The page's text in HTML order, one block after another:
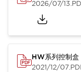
2026/07/13
HW系列控制盒
2021/12/07